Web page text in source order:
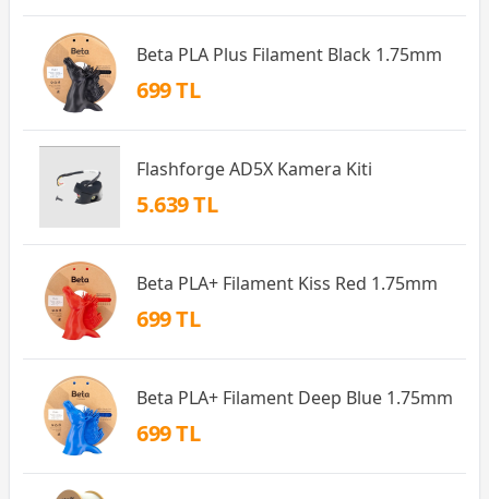
Beta PLA Plus Filament Black 1.75mm
699 TL
Flashforge AD5X Kamera Kiti
5.639 TL
Beta PLA+ Filament Kiss Red 1.75mm
699 TL
Beta PLA+ Filament Deep Blue 1.75mm
699 TL